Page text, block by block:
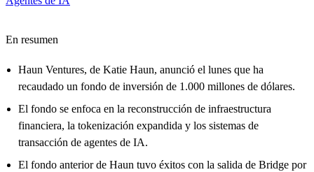
En resumen
Haun Ventures, de Katie Haun, anunció el lunes que ha
recaudado un fondo de inversión de 1.000 millones de dólares.
El fondo se enfoca en la reconstrucción de infraestructura
financiera, la tokenización expandida y los sistemas de
transacción de agentes de IA.
El fondo anterior de Haun tuvo éxitos con la salida de Bridge por